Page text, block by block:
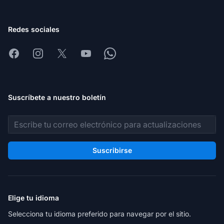
Redes sociales
FacebookInstagram
X YoutubeWhatsapp
Suscríbete a nuestro boletín
Dirección de correo electrónico
Suscribirse
Elige tu idioma
Selecciona tu idioma preferido para navegar por el sitio.